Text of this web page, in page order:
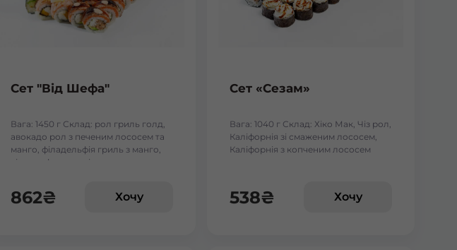
Сет "Від Шефа"
Вага: 1450 г Склад: рол гриль голд,
авокадо рол з печеним лососем та
манго, філадельфія гриль з манго,
чіз рол, футумак зі смаженим тунцем
862₴ Хочу
Сет «Сезам»
Вага: 1040 г Склад: Хіко Мак, Чіз рол,
Каліфорнія зі смаженим лососем,
Каліфорнія з копченим лососем
538₴ Хочу